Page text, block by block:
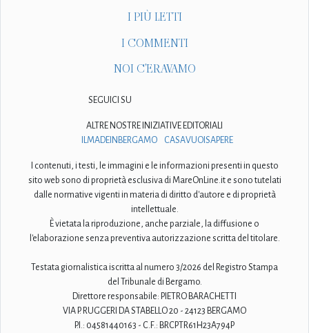
I PIÙ LETTI
I COMMENTI
NOI C'ERAVAMO
SEGUICI SU
ALTRE NOSTRE INIZIATIVE EDITORIALI
ILMADEINBERGAMO
CASAVUOISAPERE
I contenuti, i testi, le immagini e le informazioni presenti in questo
sito web sono di proprietà esclusiva di MareOnLine.it e sono tutelati
dalle normative vigenti in materia di diritto d'autore e di proprietà
intellettuale.
È vietata la riproduzione, anche parziale, la diffusione o
l'elaborazione senza preventiva autorizzazione scritta del titolare.
Testata giornalistica iscritta al numero 3/2026 del Registro Stampa
del Tribunale di Bergamo.
Direttore responsabile: PIETRO BARACHETTI
VIA P. RUGGERI DA STABELLO 20 - 24123 BERGAMO
P.I.: 04581440163 - C.F.: BRCPTR61H23A794P